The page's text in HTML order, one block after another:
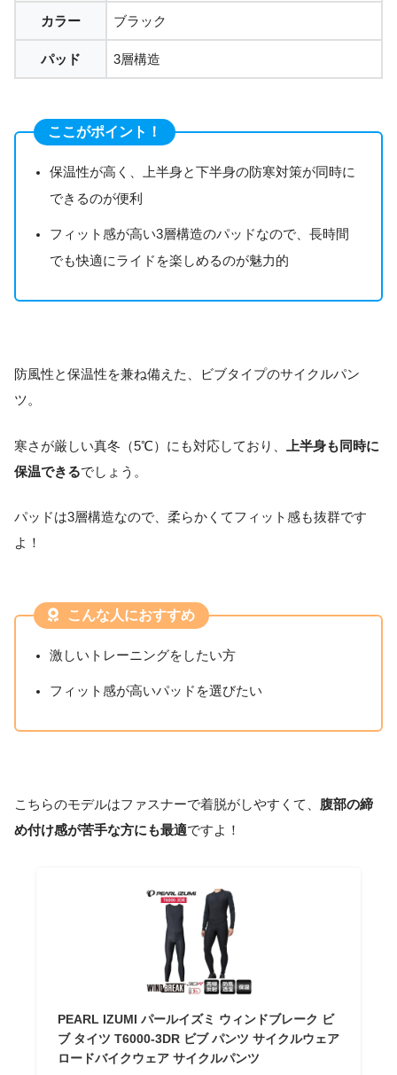
カラー ブラック
パッド 3層構造
ここがポイント！
保温性が高く、上半身と下半身の防寒対策が同時に
できるのが便利
フィット感が高い3層構造のパッドなので、長時間
でも快適にライドを楽しめるのが魅力的
防風性と保温性を兼ね備えた、ビブタイプのサイクルパン
ツ。
寒さが厳しい真冬（5℃）にも対応しており、
上半身も同時に
保温できるでしょう。
パッドは3層構造なので、柔らかくてフィット感も抜群です
よ！
こんな人におすすめ
激しいトレーニングをしたい方
フィット感が高いパッドを選びたい
こちらのモデルはファスナーで着脱がしやすくて、 腹部の締
め付け感が苦手な方にも最適ですよ！
PEARL IZUMI パールイズミ ウィンドブレーク ビ
ブ タイツ T6000-3DR ビブ パンツ サイクルウェア
ロードバイクウェア サイクルパンツ